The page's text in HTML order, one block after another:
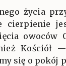
życia
cierpienie
Kościół
się o pokój